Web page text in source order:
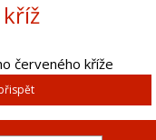
kříž
červeného kříže